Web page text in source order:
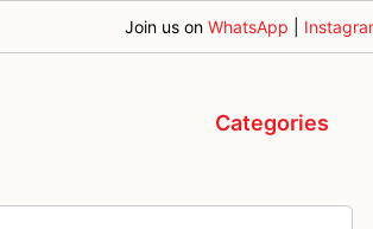
Join us on WhatsApp
Categories